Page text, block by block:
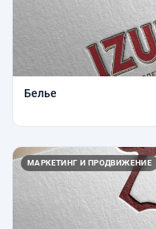
Белье
МАРКЕТИНГ И ПРОДВИЖЕНИЕ